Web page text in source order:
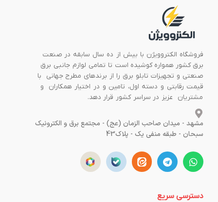
فروشگاه الکتروویژن با بیش از ده سال سابقه در صنعت
برق کشور همواره کوشیده است تا تمامی لوازم جانبی برق
صنعتی و تجهیزات تابلو برق را از برندهای مطرح جهانی با
قیمت رقابتی و دسته اول، تامین و در اختیار همکاران و
مشتریان عزیز در سراسر کشور قرار دهد.
مشهد - میدان صاحب الزمان (عج) - مجتمع برق و الکترونیک
سبحان - طبقه منفی یک - پلاک43
دسترسی سریع